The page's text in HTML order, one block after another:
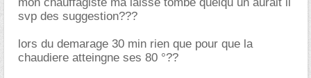
svp des suggestion???
lors du demarage 30 min rien que pour que la
chaudiere atteingne ses 80 °??